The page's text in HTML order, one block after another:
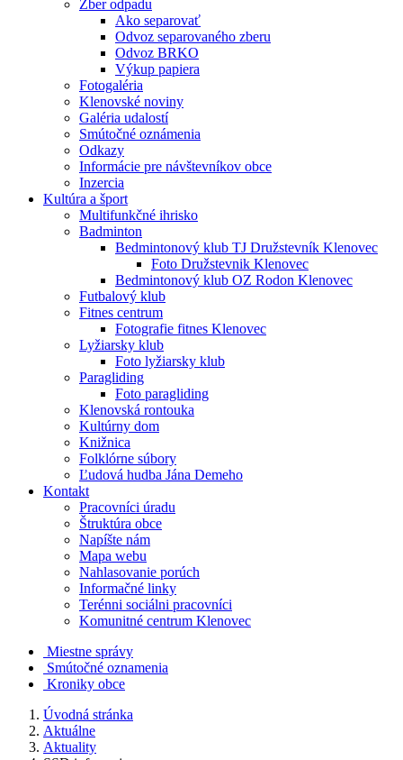
Zber odpadu
Ako separovať
Odvoz separovaného zberu
Odvoz BRKO
Výkup papiera
Fotogaléria
Klenovské noviny
Galéria udalostí
Smútočné oznámenia
Odkazy
Informácie pre návštevníkov obce
Inzercia
Kultúra a šport
Multifunkčné ihrisko
Badminton
Bedmintonový klub TJ Družstevník Klenovec
Foto Družstevnik Klenovec
Bedmintonový klub OZ Rodon Klenovec
Futbalový klub
Fitnes centrum
Fotografie fitnes Klenovec
Lyžiarsky klub
Foto lyžiarsky klub
Paragliding
Foto paragliding
Klenovská rontouka
Kultúrny dom
Knižnica
Folklórne súbory
Ľudová hudba Jána Demeho
Kontakt
Pracovníci úradu
Štruktúra obce
Napíšte nám
Mapa webu
Nahlasovanie porúch
Informačné linky
Terénni sociálni pracovníci
Komunitné centrum Klenovec
Miestne správy
Smútočné oznamenia
Kroniky obce
Úvodná stránka
Aktuálne
Aktuality